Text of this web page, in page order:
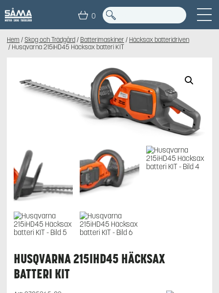
0
Hem / Skog och Trädgård/ Batterimaskiner / Häcksax batteridriven
/ Husqvarna 215iHD45 Häcksax batteri KIT
HUSQVARNA 215IHD45 HÄCKSAX
BATTERI KIT